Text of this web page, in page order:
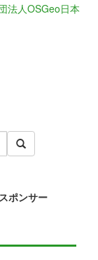
法人OSGeo日本
スポンサー